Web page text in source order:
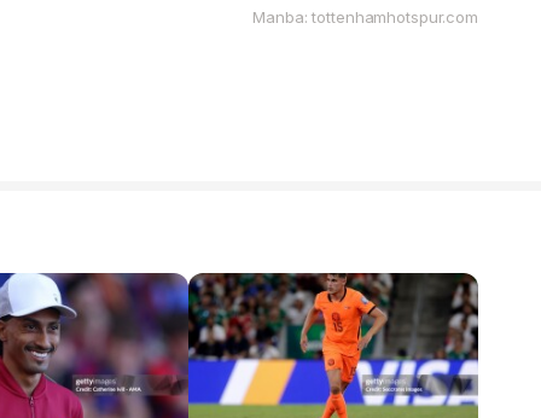
Manba: tottenhamhotspur.com